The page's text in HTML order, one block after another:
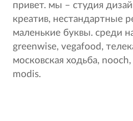
привет. мы – студия
креатив, нестандартные
маленькие буквы. среди
greenwise, vegafood,
московская ходьба,
modis.